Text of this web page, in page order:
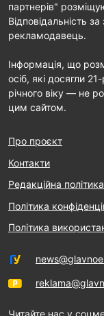
партнерів"
Відповідальність
рекламодавець.
Інформація, що
осіб, які досягли
річного віку — не
цим сайтом.
Про проєкт
Контакти
Редакційна політика
Політика
Політика
Читайте нас у